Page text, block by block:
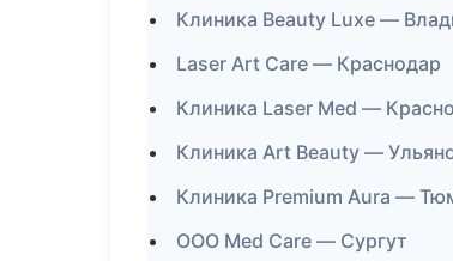
Клиника Beauty Luxe —
Laser Art Care — Краснодар
Клиника Laser Med —
Клиника Art Beauty —
Клиника Premium Aura —
ООО Med Care — Сургут